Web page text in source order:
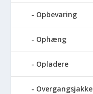
Opbevaring
Ophæng
Opladere
Overgangsjakke